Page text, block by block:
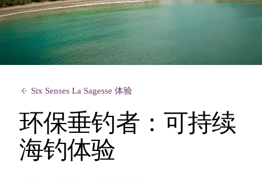
Six Senses La Sagesse 体验
环保垂钓者：可持续
海钓体验